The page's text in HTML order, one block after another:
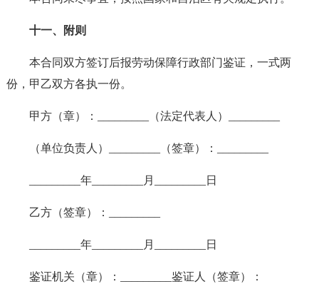
十一、附则
本合同双方签订后报劳动保障行政部门鉴证，一式两
份，甲乙双方各执一份。
甲方（章）：_________（法定代表人）_________
（单位负责人）_________（签章）：_________
_________年_________月_________日
乙方（签章）：_________
_________年_________月_________日
鉴证机关（章）：_________鉴证人（签章）：